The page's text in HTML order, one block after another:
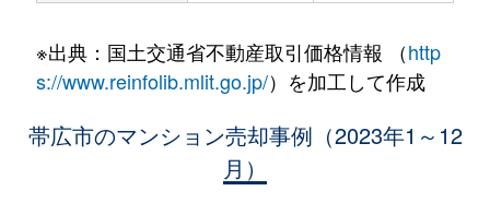
※出典：国土交通省不動産取引価格情報 （http
s://www.reinfolib.mlit.go.jp/）を加工して作成
帯広市のマンション売却事例（2023年1～12
月）